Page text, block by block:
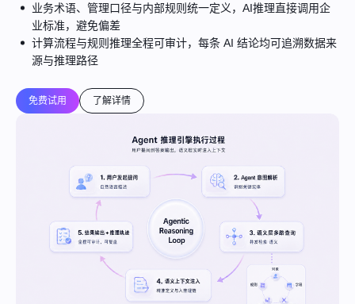
业务术语、管理口径与内部规则统一定义，AI推理直接调用企
业标准，避免偏差
计算流程与规则推理全程可审计，每条 AI 结论均可追溯数据来
源与推理路径
免费试用 了解详情